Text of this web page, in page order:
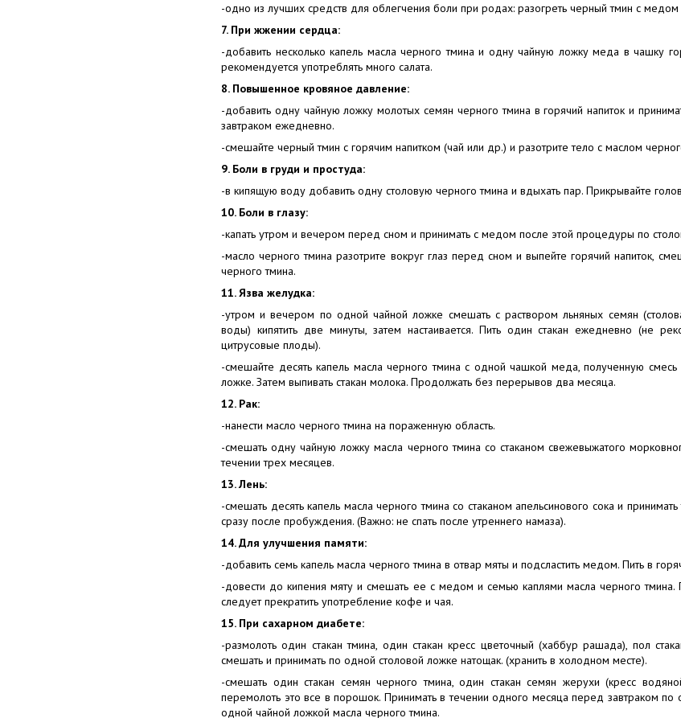
-одно из лучших средств для облегчения боли при родах: разогреть черный тмин с медом
7. При жжении сердца:
-добавить несколько капель масла черного тмина и одну чайную ложку меда в чашку
рекомендуется употреблять много салата.
8. Повышенное кровяное давление:
-добавить одну чайную ложку молотых семян черного тмина в горячий напиток и
завтраком ежедневно.
-смешайте черный тмин с горячим напитком (чай или др.) и разотрите тело с маслом
9. Боли в груди и простуда:
-в кипящую воду добавить одну столовую черного тмина и вдыхать пар. Прикрывайте
10. Боли в глазу:
-капать утром и вечером перед сном и принимать с медом после этой процедуры по
-масло черного тмина разотрите вокруг глаз перед сном и выпейте горячий напиток,
черного тмина.
11. Язва желудка:
-утром и вечером по одной чайной ложке смешать с раствором льняных семян
воды) кипятить две минуты, затем настаивается. Пить один стакан ежедневно (не
цитрусовые плоды).
-смешайте десять капель масла черного тмина с одной чашкой меда, полученную
ложке. Затем выпивать стакан молока. Продолжать без перерывов два месяца.
12. Рак:
-нанести масло черного тмина на пораженную область.
-смешать одну чайную ложку масла черного тмина со стаканом свежевыжатого
течении трех месяцев.
13. Лень:
-смешать десять капель масла черного тмина со стаканом апельсинового сока и
сразу после пробуждения. (Важно: не спать после утреннего намаза).
14. Для улучшения памяти:
-добавить семь капель масла черного тмина в отвар мяты и подсластить медом. Пить в
-довести до кипения мяту и смешать ее с медом и семью каплями масла черного
следует прекратить употребление кофе и чая.
15. При сахарном диабете:
-размолоть один стакан тмина, один стакан кресс цветочный (хаббур рашада), пол
смешать и принимать по одной столовой ложке натощак. (хранить в холодном месте).
-смешать один стакан семян черного тмина, один стакан семян жерухи (кресс
перемолоть это все в порошок. Принимать в течении одного месяца перед завтраком
одной чайной ложкой масла черного тмина.